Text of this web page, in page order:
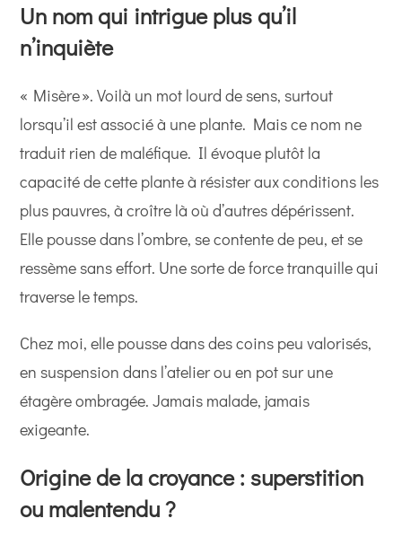
Un nom qui intrigue plus qu’il
n’inquiète
« Misère ». Voilà un mot lourd de sens, surtout
lorsqu’il est associé à une plante. Mais ce nom ne
traduit rien de maléfique. Il évoque plutôt la
capacité de cette plante à résister aux conditions les
plus pauvres, à croître là où d’autres dépérissent.
Elle pousse dans l’ombre, se contente de peu, et se
ressème sans effort. Une sorte de force tranquille qui
traverse le temps.
Chez moi, elle pousse dans des coins peu valorisés,
en suspension dans l’atelier ou en pot sur une
étagère ombragée. Jamais malade, jamais
exigeante.
Origine de la croyance : superstition
ou malentendu ?